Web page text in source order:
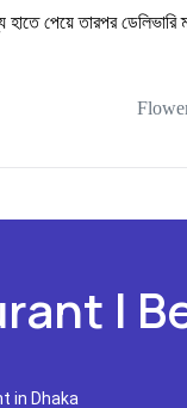
তারপর ডেলিভারি
|
in Dhaka